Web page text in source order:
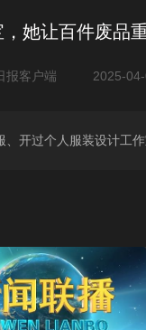
她让百件废品
报客户端 2025-
开过个人服装设计工